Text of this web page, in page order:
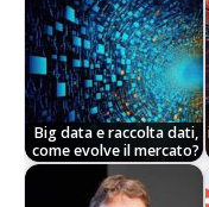
Big data e raccolta dati,
come evolve il mercato?